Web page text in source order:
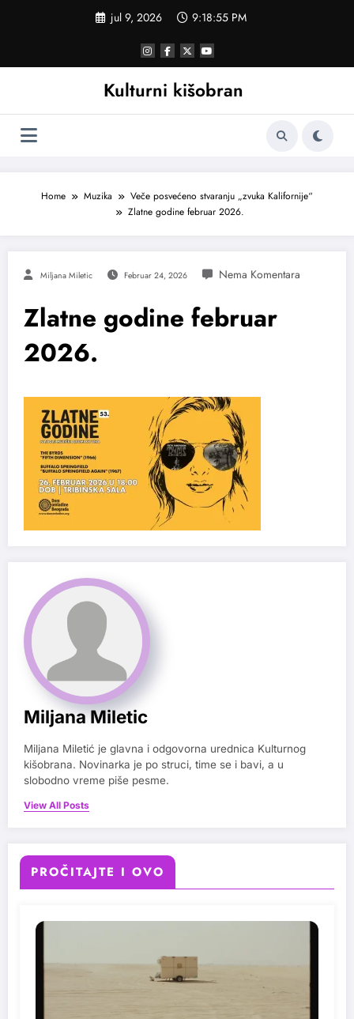
jul 9, 2026 9:18:56 PM
Kulturni kišobran
Home Muzika
Veče posvećeno stvaranju „zvuka Kalifornije“
Zlatne godine februar 2026.
Miljana Miletic Februar 24, 2026
Zlatne godine februar
2026.
Miljana Miletic
Miljana Miletić je glavna i odgovorna urednica Kulturnog
kišobrana. Novinarka je po struci, time se i bavi, a u
slobodno vreme piše pesme.
View All Posts
PROČITAJTE I OVO